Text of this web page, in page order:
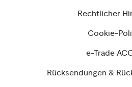
Rechtlicher
Cookie-
e-Trade
Rücksendungen &